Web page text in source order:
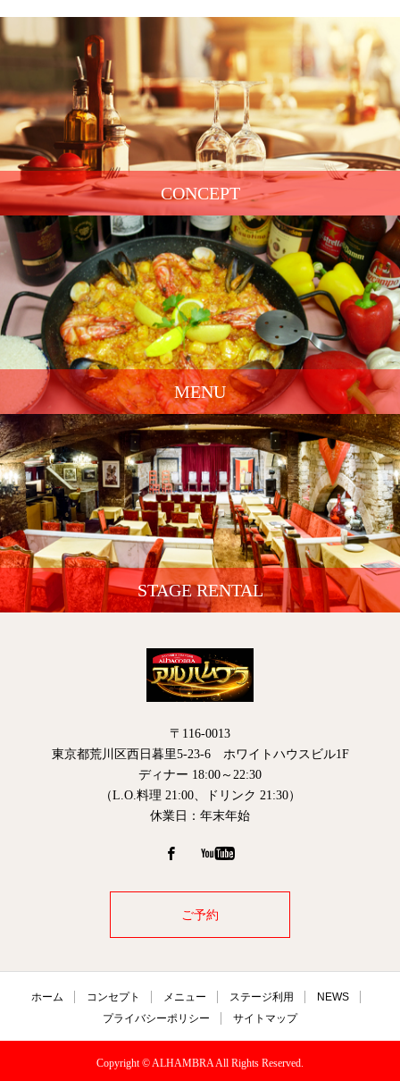
CONCEPT
MENU
STAGE RENTAL
〒116-0013
東京都荒川区西日暮里5-23-6 ホワイトハウスビル1F
ディナー 18:00～22:30
（L.O.料理 21:00、ドリンク 21:30）
休業日：年末年始
ご予約
ホーム コンセプト メニュー ステージ利用
NEWS
プライバシーポリシー
サイトマップ
Copyright © ALHAMBRA All Rights Reserved.